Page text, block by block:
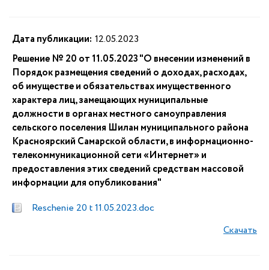
Дата публикации: 12.05.2023
Решение № 20 от 11.05.2023 "О внесении изменений в
Порядок размещения сведений о доходах, расходах,
об имуществе и обязательствах имущественного
характера лиц, замещающих муниципальные
должности в органах местного самоуправления
сельского поселения Шилан муниципального района
Красноярский Самарской области, в информационно-
телекоммуникационной сети «Интернет» и
предоставления этих сведений средствам массовой
информации для опубликования"
Reschenie 20 t 11.05.2023.doc
Скачать